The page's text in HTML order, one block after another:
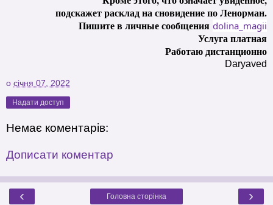
подскажет расклад на сновидение по Ленорман.
Пишите в личные сообщения dolina_magii
Услуга платная
Работаю дистанционно
Daryaved
о січня 07, 2022
Надати доступ
Немає коментарів:
Дописати коментар
‹ ›
Головна сторінка